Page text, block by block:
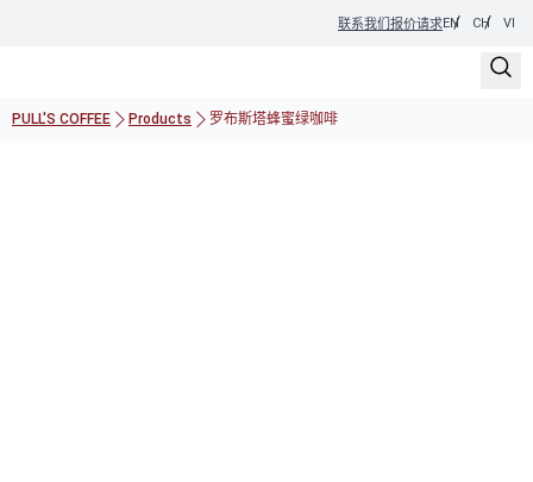
联系我们 报价请求EN CH VI
PULL'S COFFEE Products 罗布斯塔蜂蜜绿咖啡